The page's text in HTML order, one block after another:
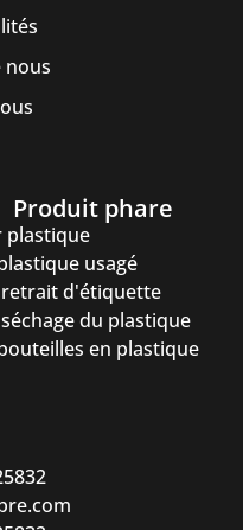
nous
Produit phare
plastique
usagé
d'étiquette
du plastique
en plastique